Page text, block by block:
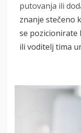
putovanja ili
znanje stečeno
se pozicionirate
ili voditelj tima